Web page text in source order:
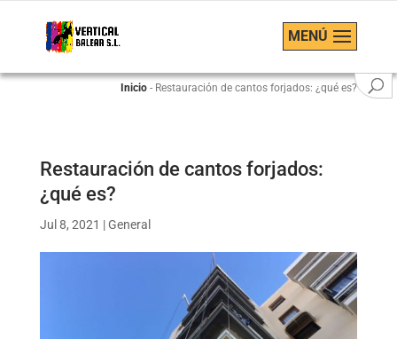
MENÚ
Inicio - Restauración de cantos forjados: ¿qué es?
Restauración de cantos forjados:
¿qué es?
Jul 8, 2021 |General